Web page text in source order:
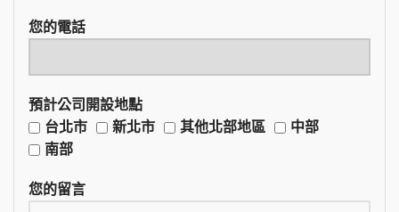
您的電話
預計公司開設地點
台北市
新北市 其他北部地區
中部
南部
您的留言